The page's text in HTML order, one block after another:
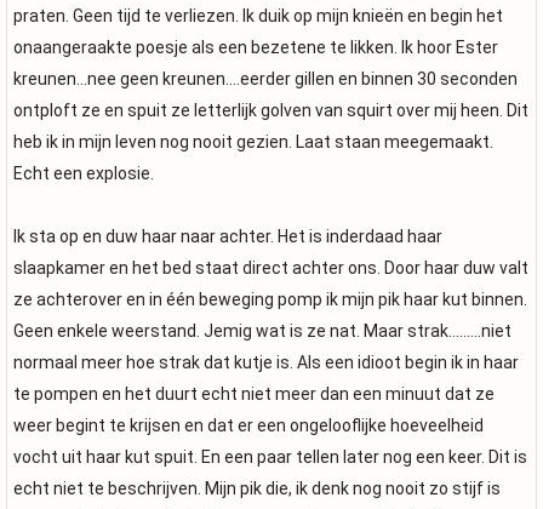
praten. Geen tijd te verliezen. Ik duik op mijn knieën en begin het
onaangeraakte poesje als een bezetene te likken. Ik hoor Ester
kreunen…nee geen kreunen….eerder gillen en binnen 30 seconden
ontploft ze en spuit ze letterlijk golven van squirt over mij heen. Dit
heb ik in mijn leven nog nooit gezien. Laat staan meegemaakt.
Echt een explosie.
Ik sta op en duw haar naar achter. Het is inderdaad haar
slaapkamer en het bed staat direct achter ons. Door haar duw valt
ze achterover en in één beweging pomp ik mijn pik haar kut binnen.
Geen enkele weerstand. Jemig wat is ze nat. Maar strak………niet
normaal meer hoe strak dat kutje is. Als een idioot begin ik in haar
te pompen en het duurt echt niet meer dan een minuut dat ze
weer begint te krijsen en dat er een ongelooflijke hoeveelheid
vocht uit haar kut spuit. En een paar tellen later nog een keer. Dit is
echt niet te beschrijven. Mijn pik die, ik denk nog nooit zo stijf is